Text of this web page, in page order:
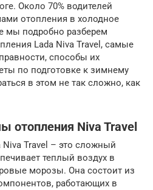
Около 70% водителей
отопления в холодное
мы подробно разберем
Lada Niva Travel, самые
способы их
по подготовке к зимнему
в этом не так сложно, как
отопления Niva Travel
Travel – это сложный
теплый воздух в
морозы. Она состоит из
работающих в